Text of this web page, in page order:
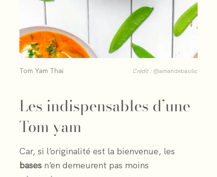
Tom Yam Thaï Crédit : @amandebasilic
Les indispensables d’une
Tom yam
Car, si l’originalité est la bienvenue, les
bases n’en demeurent pas moins